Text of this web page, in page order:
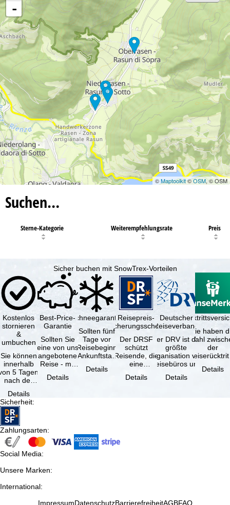
-
©Maptoolkit©OSM, © OSM
Suchen…
Sterne-Kategorie Weiterempfehlungsrate Preis
Sicher buchen mit SnowTrex-Vorteilen
Kostenlos
stornieren
&
umbuchen
Sie können
innerhalb
5 Tagen
nach der
kostenfrei
…
Details
Best-Price-
Garantie
Sollten Sie
eine von uns
angebotene
Reise - mit
Leistung und
Details
Schneegarantie
Sollten fünf
Tage vor
Reisebeginn
(Ankunftstag)
aufgrund von
Schneemangel
Details
Reisepreis-
Sicherungsschein
Der DRSF
schützt
Reisende, die
eine
oder
Details
Deutscher
Reiseverband
Der DRV ist die
größte
Organisation von
Reisebüros und
Reiseveranstaltern
in …
Details
Sie haben
Wahl
der
(inklusive
Details
Sicherheit:
Zahlungsarten:
Social Media:
Unsere Marken:
International:
ImpressumDatenschutzBarrierefreiheitAGBFAQ